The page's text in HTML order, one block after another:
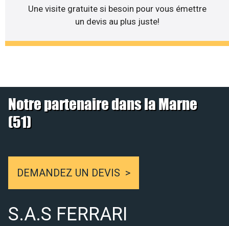
Une visite gratuite si besoin pour vous émettre
un devis au plus juste!
Notre partenaire dans la Marne
(51)
DEMANDEZ UN DEVIS
S.A.S FERRARI